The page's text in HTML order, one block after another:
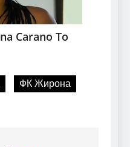
ФК Жирона